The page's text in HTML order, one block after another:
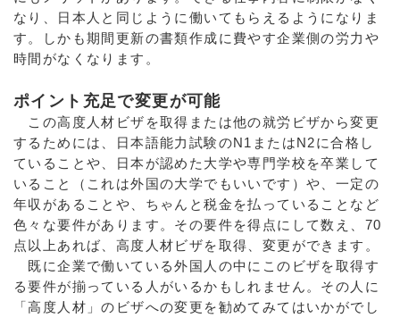
なり、日本人と同じように働いてもらえるようになりま
す。しかも期間更新の書類作成に費やす企業側の労力や
時間がなくなります。
ポイント充足で変更が可能
この高度人材ビザを取得または他の就労ビザから変更
するためには、日本語能力試験のN1またはN2に合格し
ていることや、日本が認めた大学や専門学校を卒業して
いること（これは外国の大学でもいいです）や、一定の
年収があることや、ちゃんと税金を払っていることなど
色々な要件があります。その要件を得点にして数え、70
点以上あれば、高度人材ビザを取得、変更ができます。
既に企業で働いている外国人の中にこのビザを取得す
る要件が揃っている人がいるかもしれません。その人に
「高度人材」のビザへの変更を勧めてみてはいかがでし